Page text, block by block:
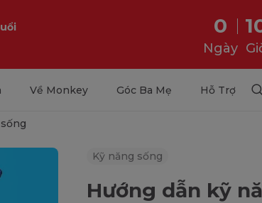
0
Ngày
Về Monkey Góc Ba Mẹ Hỗ Trợ
Kỹ năng sống
Hướng dẫn kỹ